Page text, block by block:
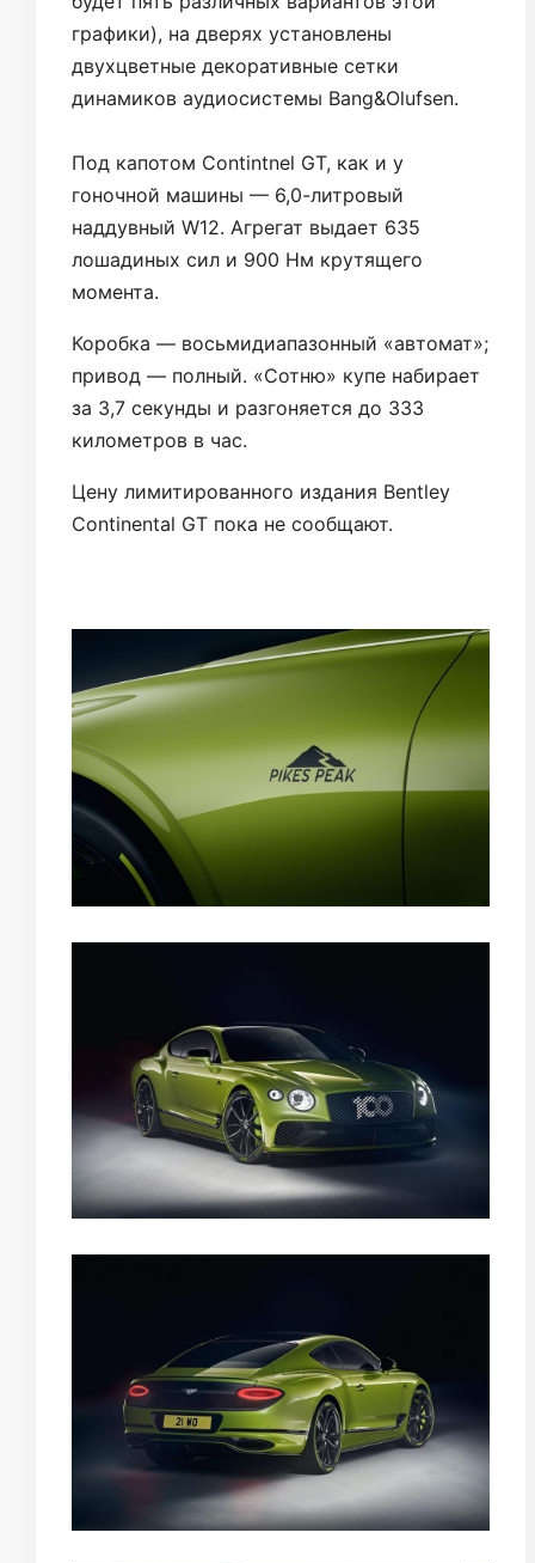
графики), на дверях установлены
двухцветные декоративные сетки
динамиков аудиосистемы Bang&Olufsen.
Под капотом Contintnel GT, как и у
гоночной машины — 6,0-литровый
наддувный W12. Агрегат выдает 635
лошадиных сил и 900 Нм крутящего
момента.
Коробка — восьмидиапазонный «автомат»;
привод — полный. «Сотню» купе набирает
за 3,7 секунды и разгоняется до 333
километров в час.
Цену лимитированного издания Bentley
Continental GT пока не сообщают.